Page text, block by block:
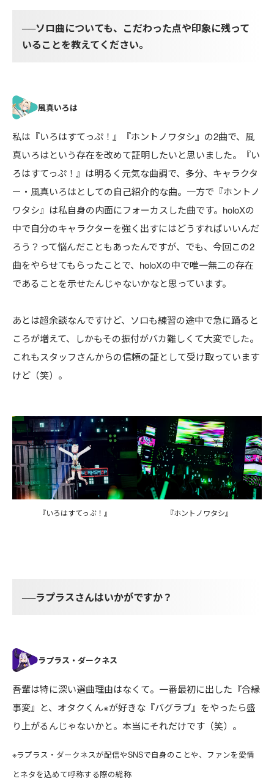
──ソロ曲についても、こだわった点や印象に残って
いることを教えてください。
私は『いろはすてっぷ！』『ホントノワタシ』の2曲で、風
真いろはという存在を改めて証明したいと思いました。『い
ろはすてっぷ！』は明るく元気な曲調で、多分、キャラクタ
ー・風真いろはとしての自己紹介的な曲。一方で『ホントノ
ワタシ』は私自身の内面にフォーカスした曲です。holoXの
中で自分のキャラクターを強く出すにはどうすればいいんだ
ろう？って悩んだこともあったんですが、でも、今回この2
曲をやらせてもらったことで、holoXの中で唯一無二の存在
であることを示せたんじゃないかなと思っています。
あとは超余談なんですけど、ソロも練習の途中で急に踊ると
ころが増えて、しかもその振付がバカ難しくて大変でした。
これもスタッフさんからの信頼の証として受け取っています
けど（笑）。
『いろはすてっぷ！』 『ホントノワタシ』
──ラプラスさんはいかがですか？
吾輩は特に深い選曲理由はなくて。一番最初に出した『合縁
事変』と、オタクくん※が好きな『バグラブ』をやったら盛
り上がるんじゃないかと。本当にそれだけです（笑）。
※ラプラス・ダークネスが配信やSNSで自身のことや、ファンを愛情
とネタを込めて呼称する際の総称